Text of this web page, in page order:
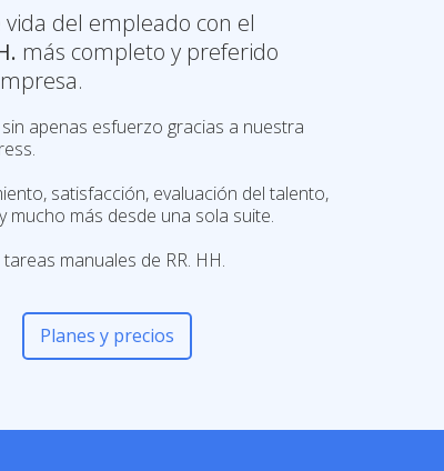
apenas esfuerzo gracias a nuestra
satisfacción, evaluación del talento,
mucho más desde una sola suite.
manuales de RR. HH.
del empleado con el
más completo y preferido
Planes y precios